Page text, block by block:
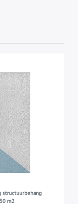
structuurbehang
m2